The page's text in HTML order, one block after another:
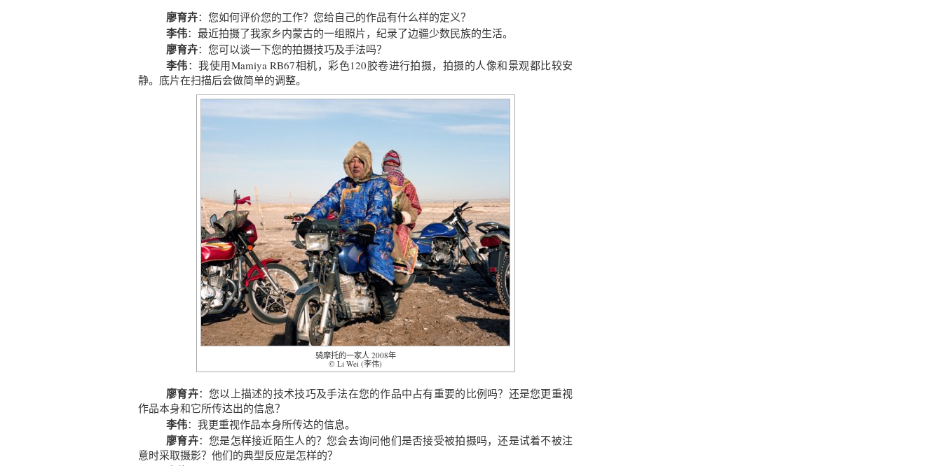
廖育卉：您如何评价您的工作？您给自己的作品有什么样的定义？
李伟：最近拍摄了我家乡内蒙古的一组照片，纪录了边疆少数民族的生活。
廖育卉：您可以谈一下您的拍摄技巧及手法吗？
李伟：我使用Mamiya RB67相机，彩色120胶卷进行拍摄，拍摄的人像和景观都比较安
静。底片在扫描后会做简单的调整。
骑摩托的一家人 2008年
© Li Wei (李伟)
廖育卉：您以上描述的技术技巧及手法在您的作品中占有重要的比例吗？还是您更重视
作品本身和它所传达出的信息？
李伟：我更重视作品本身所传达的信息。
廖育卉：您是怎样接近陌生人的？您会去询问他们是否接受被拍摄吗，还是试着不被注
意时采取摄影？他们的典型反应是怎样的？